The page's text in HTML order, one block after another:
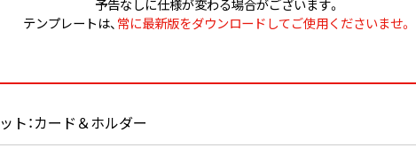
予告なしに仕様が変わる場合がございます。
テンプレートは、 常に最新版をダウンロードしてご使用くださいませ。
ト：カード＆ホルダー